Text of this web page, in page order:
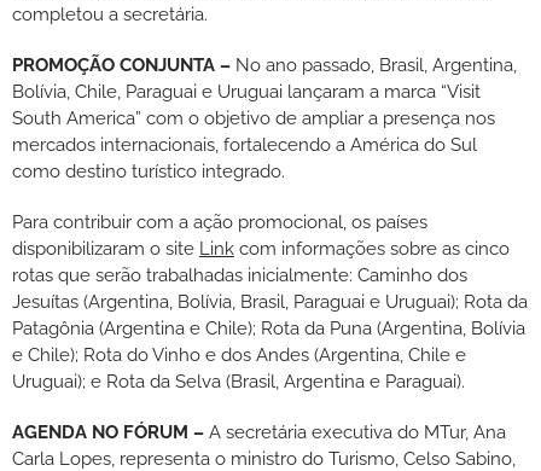
completou a secretária.
PROMOÇÃO CONJUNTA – No ano passado, Brasil, Argentina,
Bolívia, Chile, Paraguai e Uruguai lançaram a marca “Visit
South America” com o objetivo de ampliar a presença nos
mercados internacionais, fortalecendo a América do Sul
como destino turístico integrado.
Para contribuir com a ação promocional, os países
disponibilizaram o site Link com informações sobre as cinco
rotas que serão trabalhadas inicialmente: Caminho dos
Jesuítas (Argentina, Bolívia, Brasil, Paraguai e Uruguai); Rota da
Patagônia (Argentina e Chile); Rota da Puna (Argentina, Bolívia
e Chile); Rota do Vinho e dos Andes (Argentina, Chile e
Uruguai); e Rota da Selva (Brasil, Argentina e Paraguai).
AGENDA NO FÓRUM – A secretária executiva do MTur, Ana
Carla Lopes, representa o ministro do Turismo, Celso Sabino,